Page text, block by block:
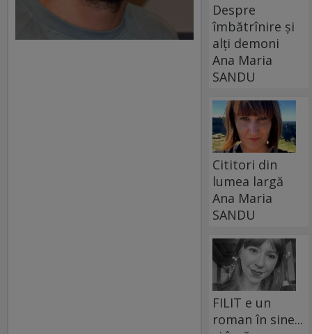
Despre
îmbătrînire și
alți demoni
Ana Maria
SANDU
Cititori din
lumea largă
Ana Maria
SANDU
FILIT e un
roman în sine...